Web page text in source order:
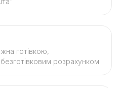
готівкою,
розрахунком